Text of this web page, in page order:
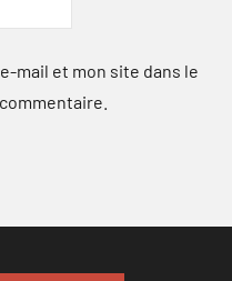
mail et mon site dans le